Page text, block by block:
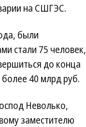
на СШГЭС.
были
стали 75 человек,
до конца
40 млрд руб.
Неволько,
заместителю